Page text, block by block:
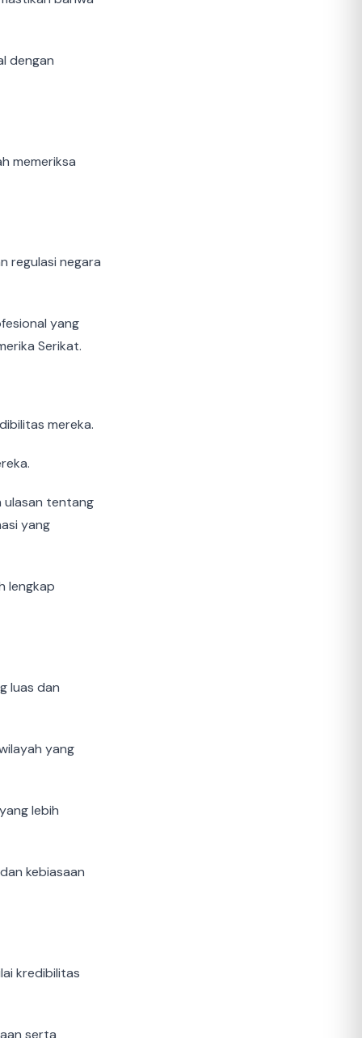
dengan
memeriksa
regulasi negara
yang
Serikat.
mereka.
ulasan tentang
yang
lengkap
luas dan
yang
lebih
kebiasaan
kredibilitas
serta